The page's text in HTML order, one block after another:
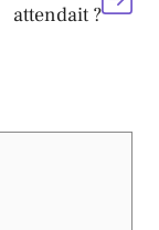
attendait ?